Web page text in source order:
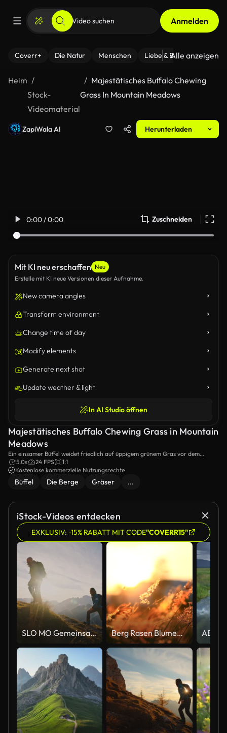
Anmelden
Coverr+ Die Natur Menschen Liebe & Beziehungen
Alle anzeigen
Heim
Stock-
Videomaterial
Majestätisches Buffalo Chewing
Grass In Mountain Meadows
ZapiWala AI Herunterladen
0:00 / 0:00 Zuschneiden
Mit KI neu erschaffen Neu
Erstelle mit KI neue Versionen dieser Aufnahme.
New camera angles
Transform environment
Change time of day
Modify elements
Generate next shot
Update weather & light
In AI Studio öffnen
Majestätisches Buffalo Chewing Grass in Mountain
Meadows
Ein einsamer Büffel weidet friedlich auf üppigem grünem Gras vor dem
Hintergrund der atemberaubenden Bergkette.
5.0s 24 FPS
1:1
Kostenlose kommerzielle Nutzungsrechte
Büffel Die Berge Gräser ...
iStock-Videos entdecken
EXKLUSIV: -15% RABATT MIT CODE"COVERR15"
SLO MO Gemeinsam aufsteigen: Paar erobert Berghöhen bei Sonnenuntergang Berg Rasen Blumen Sonnenuntergang auf den Wind.